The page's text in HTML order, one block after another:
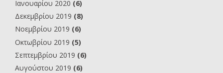
Ιανουαρίου 2020 (6)
Δεκεμβρίου 2019 (8)
Νοεμβρίου 2019 (6)
Οκτωβρίου 2019 (5)
Σεπτεμβρίου 2019 (6)
Αυγούστου 2019 (6)